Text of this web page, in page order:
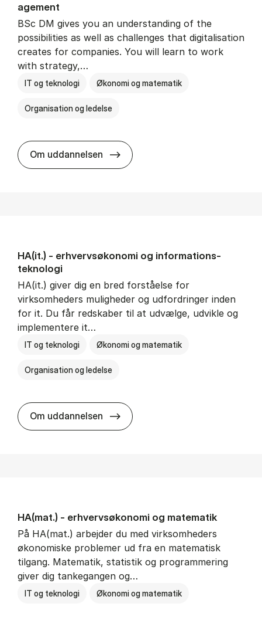
age­ment
BSc DM gives you an understanding of the
possibilities as well as challenges that digitalisation
creates for companies. You will learn to work
with strategy,…
IT og teknologi Økonomi og matematik
Organisation og ledelse
Om uddannelsen BSc in Busi­ness Ad­min­is­tra­tion
HA(it.) - erhvervs­økonomi og informations­
teknologi
HA(it.) giver dig en bred forståelse for
virksomheders muligheder og udfordringer inden
for it. Du får redskaber til at udvælge, udvikle og
implementere it…
IT og teknologi Økonomi og matematik
Organisation og ledelse
Om uddannelsen HA(it.) - erhvervs­økonomi og
HA(mat.) - erhvervs­økonomi og ma­te­ma­tik
På HA(mat.) arbejder du med virksomheders
økonomiske problemer ud fra en matematisk
tilgang. Matematik, statistik og programmering
giver dig tankegangen og…
IT og teknologi Økonomi og matematik